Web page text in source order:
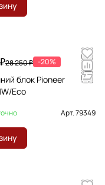
28 250 ₽ -20%
блок Pioneer
Eco
Арт.79349